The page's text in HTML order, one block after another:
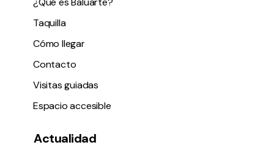
Taquilla
Cómo llegar
Contacto
Visitas guiadas
Espacio accesible
Actualidad